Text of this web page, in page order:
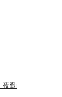
夜勤